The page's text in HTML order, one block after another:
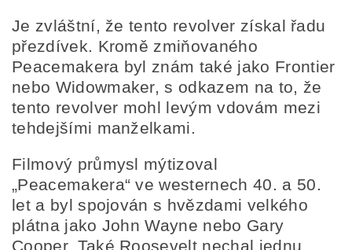
Je zvláštní, že tento revolver získal řadu
přezdívek. Kromě zmiňovaného
Peacemakera byl znám také jako Frontier
nebo Widowmaker, s odkazem na to, že
tento revolver mohl levým vdovám mezi
tehdejšími manželkami.
Filmový průmysl mýtizoval
„Peacemakera“ ve westernech 40. a 50.
let a byl spojován s hvězdami velkého
plátna jako John Wayne nebo Gary
Cooper. Také Roosevelt nechal jednu